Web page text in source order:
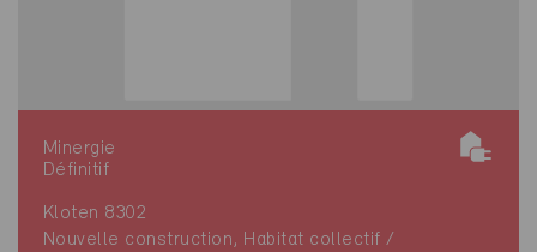
Minergie
Définitif
Kloten 8302
Nouvelle construction, Habitat collectif /